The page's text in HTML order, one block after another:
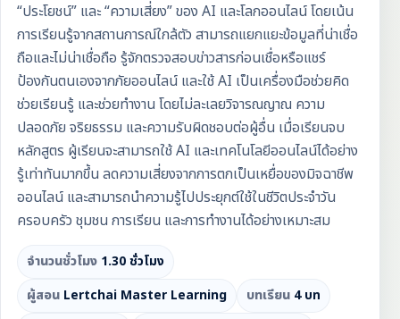
“ประโยชน์” และ “ความเสี่ยง” ของ AI และโลกออนไลน์ โดยเน้น
การเรียนรู้จากสถานการณ์ใกล้ตัว สามารถแยกแยะข้อมูลที่น่าเชื่อ
ถือและไม่น่าเชื่อถือ รู้จักตรวจสอบข่าวสารก่อนเชื่อหรือแชร์
ป้องกันตนเองจากภัยออนไลน์ และใช้ AI เป็นเครื่องมือช่วยคิด
ช่วยเรียนรู้ และช่วยทำงาน โดยไม่ละเลยวิจารณญาณ ความ
ปลอดภัย จริยธรรม และความรับผิดชอบต่อผู้อื่น เมื่อเรียนจบ
หลักสูตร ผู้เรียนจะสามารถใช้ AI และเทคโนโลยีออนไลน์ได้อย่าง
รู้เท่าทันมากขึ้น ลดความเสี่ยงจากการตกเป็นเหยื่อของมิจฉาชีพ
ออนไลน์ และสามารถนำความรู้ไปประยุกต์ใช้ในชีวิตประจำวัน
ครอบครัว ชุมชน การเรียน และการทำงานได้อย่างเหมาะสม
จำนวนชั่วโมง 1.30 ชั่วโมง
ผู้สอน Lertchai Master Learning บทเรียน 4 บท